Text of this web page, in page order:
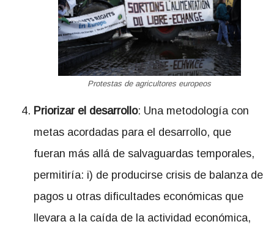
Protestas de agricultores europeos
Priorizar el desarrollo: Una metodología con
metas acordadas para el desarrollo, que
fueran más allá de salvaguardas temporales,
permitiría: i) de producirse crisis de balanza de
pagos u otras dificultades económicas que
llevara a la caída de la actividad económica,